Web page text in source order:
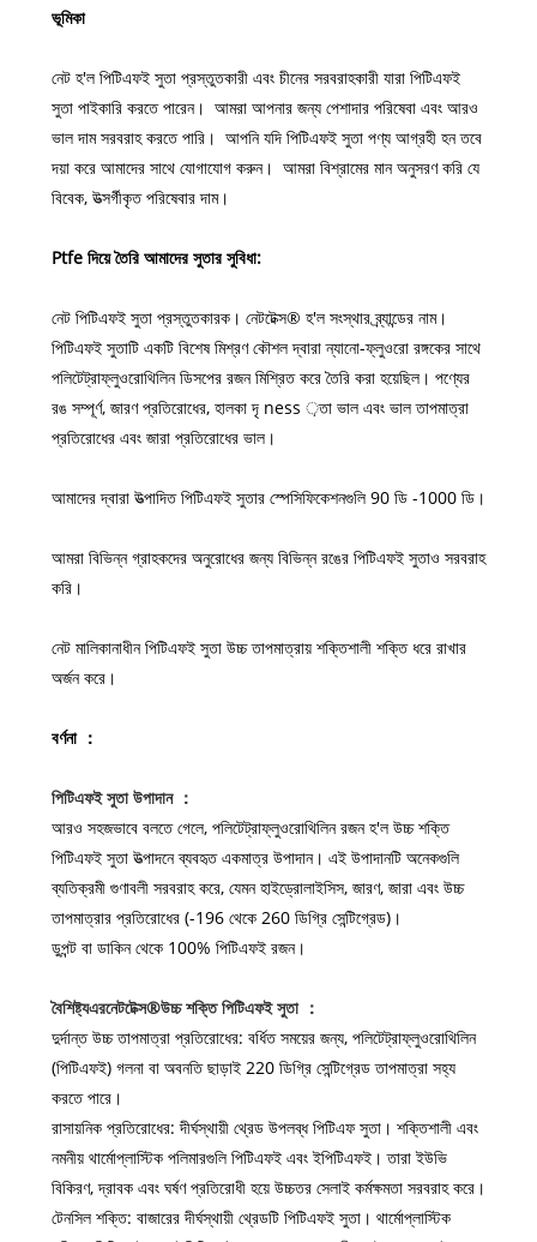
ভূমিকা
নেট হ'ল পিটিএফই সুতা প্রস্তুতকারী এবং চীনের সরবরাহকারী যারা পিটিএফই
সুতা পাইকারি করতে পারেন। আমরা আপনার জন্য পেশাদার পরিষেবা এবং আরও
ভাল দাম সরবরাহ করতে পারি। আপনি যদি পিটিএফই সুতা পণ্য আগ্রহী হন তবে
দয়া করে আমাদের সাথে যোগাযোগ করুন। আমরা বিশ্রামের মান অনুসরণ করি যে
বিবেক, উত্সর্গীকৃত পরিষেবার দাম।
Ptfe দিয়ে তৈরি আমাদের সুতার সুবিধা:
নেট পিটিএফই সুতা প্রস্তুতকারক। নেটটেক্স® হ'ল সংস্থার ব্র্যান্ডের নাম।
পিটিএফই সুতাটি একটি বিশেষ মিশ্রণ কৌশল দ্বারা ন্যানো-ফ্লুওরো রঙ্গকের সাথে
পলিটেট্রাফ্লুওরোথিলিন ডিসপের রজন মিশ্রিত করে তৈরি করা হয়েছিল। পণ্যের
রঙ সম্পূর্ণ, জারণ প্রতিরোধের, হালকা দৃ ness ়তা ভাল এবং ভাল তাপমাত্রা
প্রতিরোধের এবং জারা প্রতিরোধের ভাল।
আমাদের দ্বারা উত্পাদিত পিটিএফই সুতার স্পেসিফিকেশনগুলি 90 ডি -1000 ডি।
আমরা বিভিন্ন গ্রাহকদের অনুরোধের জন্য বিভিন্ন রঙের পিটিএফই সুতাও সরবরাহ
করি।
নেট মালিকানাধীন পিটিএফই সুতা উচ্চ তাপমাত্রায় শক্তিশালী শক্তি ধরে রাখার
অর্জন করে।
বর্ণনা ：
পিটিএফই সুতা উপাদান ：
আরও সহজভাবে বলতে গেলে, পলিটেট্রাফ্লুওরোথিলিন রজন হ'ল উচ্চ শক্তি
পিটিএফই সুতা উত্পাদনে ব্যবহৃত একমাত্র উপাদান। এই উপাদানটি অনেকগুলি
ব্যতিক্রমী গুণাবলী সরবরাহ করে, যেমন হাইড্রোলাইসিস, জারণ, জারা এবং উচ্চ
তাপমাত্রার প্রতিরোধের (-196 থেকে 260 ডিগ্রি সেন্টিগ্রেড)।
ডুপন্ট বা ডাকিন থেকে 100% পিটিএফই রজন।
বৈশিষ্ট্যএরনেটটেক্স®উচ্চ শক্তি পিটিএফই সুতা ：
দুর্দান্ত উচ্চ তাপমাত্রা প্রতিরোধের: বর্ধিত সময়ের জন্য, পলিটেট্রাফ্লুওরোথিলিন
(পিটিএফই) গলনা বা অবনতি ছাড়াই 220 ডিগ্রি সেন্টিগ্রেড তাপমাত্রা সহ্য
করতে পারে।
রাসায়নিক প্রতিরোধের: দীর্ঘস্থায়ী থ্রেড উপলব্ধ পিটিএফ সুতা। শক্তিশালী এবং
নমনীয় থার্মোপ্লাস্টিক পলিমারগুলি পিটিএফই এবং ইপিটিএফই। তারা ইউভি
বিকিরণ, দ্রাবক এবং ঘর্ষণ প্রতিরোধী হয়ে উচ্চতর সেলাই কর্মক্ষমতা সরবরাহ করে।
টেনসিল শক্তি: বাজারের দীর্ঘস্থায়ী থ্রেডটি পিটিএফই সুতা। থার্মোপ্লাস্টিক